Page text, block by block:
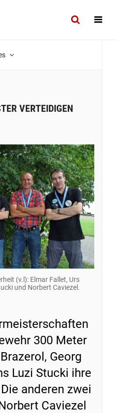
VERTEIDIGEN
(v.l): Elmar Fallet, Urs
und Norbert Caviezel.
300 Meter
Georg
Luzi Stucki ihre
anderen zwei
Caviezel